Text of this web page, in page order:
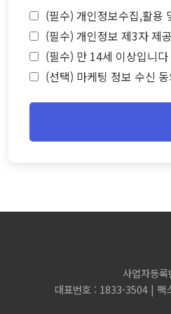
(필수) 개인정보수집,활용
(필수) 개인정보 제3자 제
(필수) 만 14세 이상입니다
(선택) 마케팅 정보 수신
사업자등
대표번호 : 1833-3504 | 팩